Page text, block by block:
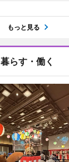
もっと見る
暮らす・働く